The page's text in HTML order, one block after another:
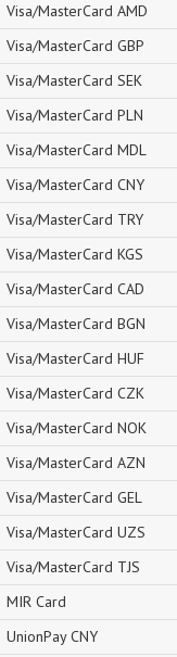
Visa/MasterCard AMD
Visa/MasterCard GBP
Visa/MasterCard SEK
Visa/MasterCard PLN
Visa/MasterCard MDL
Visa/MasterCard CNY
Visa/MasterCard TRY
Visa/MasterCard KGS
Visa/MasterCard CAD
Visa/MasterCard BGN
Visa/MasterCard HUF
Visa/MasterCard CZK
Visa/MasterCard NOK
Visa/MasterCard AZN
Visa/MasterCard GEL
Visa/MasterCard UZS
Visa/MasterCard TJS
MIR Card
UnionPay CNY